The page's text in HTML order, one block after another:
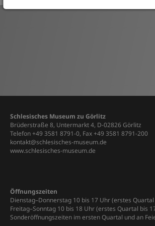
Schlesisches Museum zu Görlitz
Brüderstraße 8, Untermarkt 4, D-02826 Görlitz
Telefon +49 3581 8791-0, Fax +49 3581 8791-200
kontakt@schlesisches-museum.de
www.schlesisches-museum.de
Öffnungszeiten
Dienstag–Donnerstag 10 bis 17 Uhr (erstes
Freitag–Sonntag 10 bis 18 Uhr (erstes Quartal bis
Sonderöffnungszeiten im ersten Quartal und an